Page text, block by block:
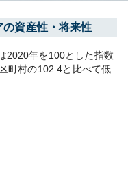
の資産性・将来性
2020年を100とした指数
町村の102.4と比べて低